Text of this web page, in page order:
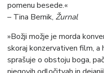
pomenu besede.«
– Tina Bernik, Žurnal
»Božji možje je morda
skoraj konzervativen film,
sprašuje o obstoju boga,